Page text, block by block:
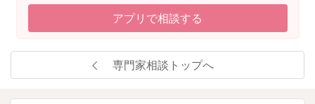
2025/10/22 9:01
アプリで相談する
専門家相談トップへ